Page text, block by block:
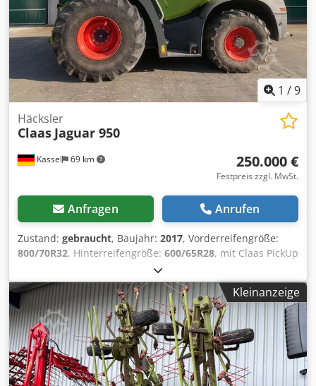
1 /9
Kassel 69 km
Häcksler
Claas Jaguar 950
250.000 €
Festpreis zzgl. MwSt.
Anfragen Anrufen
Zustand: gebraucht, Baujahr: 2017, Vorderreifengröße:
800/70R32, Hinterreifengröße: 600/65R28, mit Claas PickUp
300 mit Claas Orbis 7,50m Mercedes Motor 430kW, 585PS
36 / Messertrommel Korncracker Auto Fill
Reifendruckregelanlage Rückfahrtkamera /
Siliermittelanlage / Dcodpfotpgm Eox Abrsk
Kleinanzeige